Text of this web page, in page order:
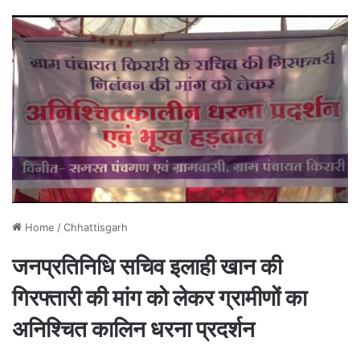
Home /Chhattisgarh
जनप्रतिनिधि सचिव इलाही खान की
गिरफ्तारी की मांग को लेकर ग्रामीणों का
अनिश्चित कालिन धरना प्रदर्शन